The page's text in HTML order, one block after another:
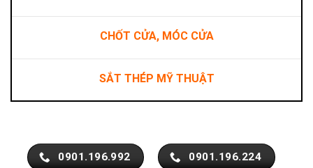
CHỐT CỬA, MÓC CỬA
SẮT THÉP MỸ THUẬT
0901.196.992 0901.196.224